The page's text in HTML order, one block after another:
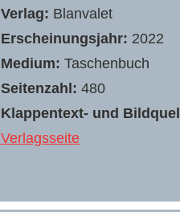
Verlag: Blanvalet
Erscheinungsjahr: 2022
Medium: Taschenbuch
Seitenzahl: 480
Klappentext- und
Verlagsseite